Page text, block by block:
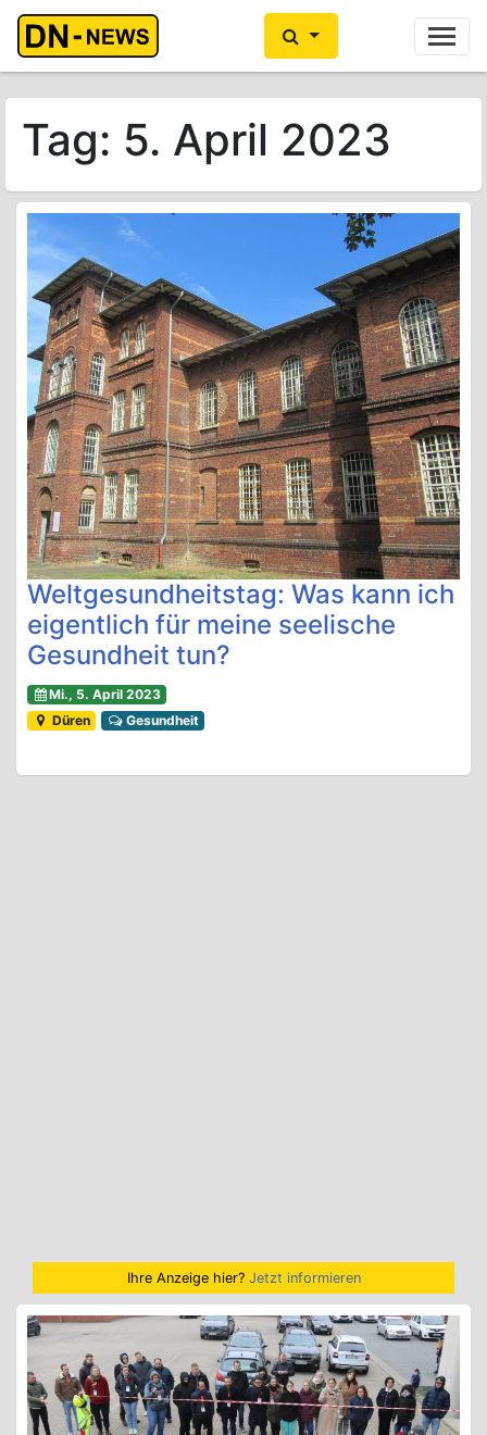
Ihre Anzeige hier? Jetzt informieren
Tag: 5. April 2023
Weltgesundheitstag: Was kann ich
eigentlich für meine seelische
Gesundheit tun?
Mi., 5. April 2023
Düren
Gesundheit
Ihre Anzeige hier? Jetzt informieren